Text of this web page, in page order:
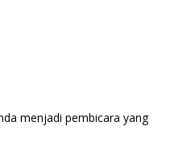
menjadi pembicara yang